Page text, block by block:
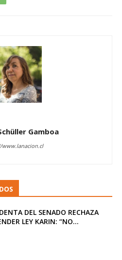
Gamboa
DEL SENADO RECHAZA
LEY KARIN: “NO...